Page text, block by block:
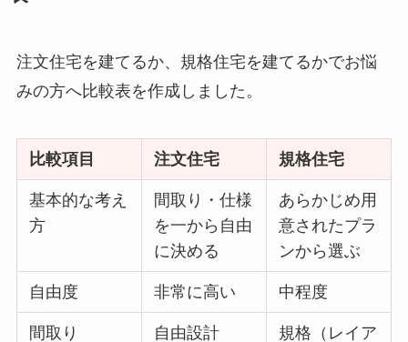
注文住宅を建てるか、規格住宅を建てるかでお悩
みの方へ比較表を作成しました。
比較項目 注文住宅 規格住宅
基本的な考え
方
間取り・仕様
を一から自由
に決める
あらかじめ用
意されたプラ
ンから選ぶ
自由度 非常に高い 中程度
間取り 自由設計 規格（レイア